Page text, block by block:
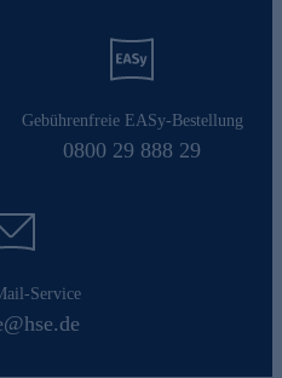
Gebührenfreie EASy-Bestellung
0800 29 888 29
Service